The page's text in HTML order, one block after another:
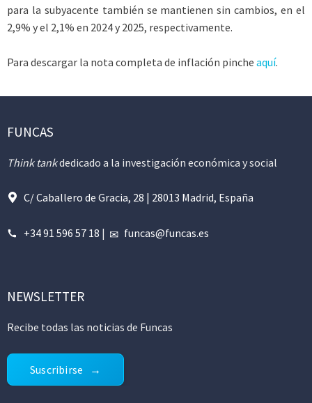
para la subyacente también se mantienen sin cambios, en el
2,9% y el 2,1% en 2024 y 2025, respectivamente.
Para descargar la nota completa de inflación pinche aquí.
FUNCAS
Think tankdedicado a la investigación económica y social
C/ Caballero de Gracia, 28 | 28013 Madrid, España
+34 91 596 57 18 | funcas@funcas.es
NEWSLETTER
Recibe todas las noticias de Funcas
Suscribirse